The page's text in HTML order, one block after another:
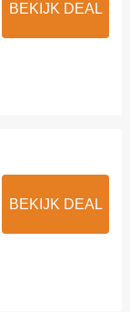
BEKIJK DEAL
BEKIJK DEAL